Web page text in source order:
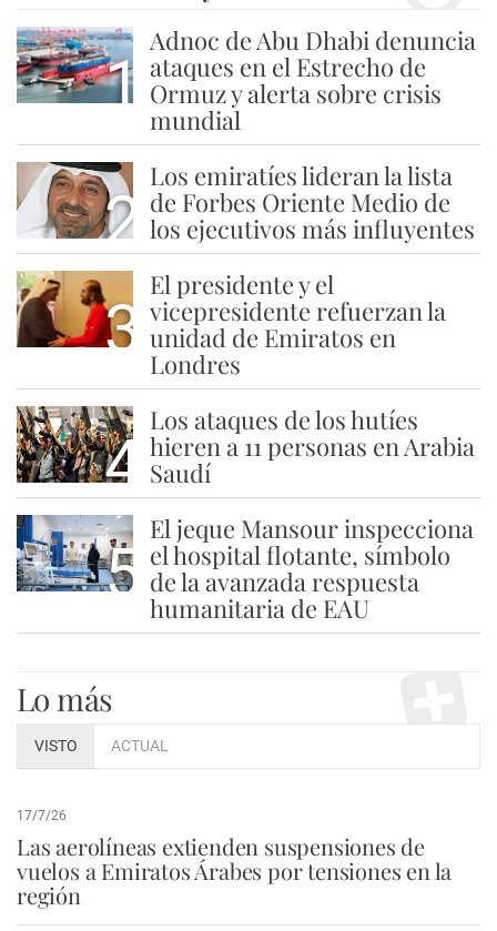
1
Adnoc de Abu Dhabi denuncia
ataques en el Estrecho de
Ormuz y alerta sobre crisis
mundial
2
Los emiratíes lideran la lista
de Forbes Oriente Medio de
los ejecutivos más influyentes
3
El presidente y el
vicepresidente refuerzan la
unidad de Emiratos en
Londres
4
Los ataques de los hutíes
hieren a 11 personas en Arabia
Saudí
5
El jeque Mansour inspecciona
el hospital flotante, símbolo
de la avanzada respuesta
humanitaria de EAU
Lo más
VISTO ACTUAL
17/7/26
Las aerolíneas extienden suspensiones de
vuelos a Emiratos Árabes por tensiones en la
región